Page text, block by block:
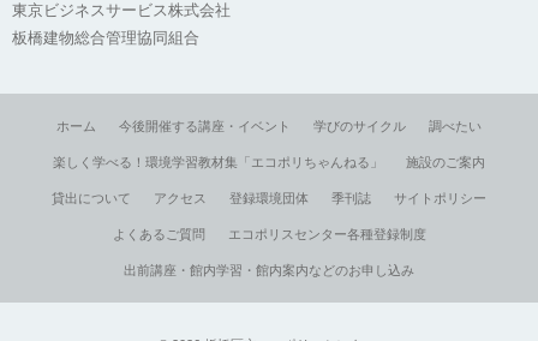
東京ビジネスサービス株式会社
板橋建物総合管理協同組合
ホーム 今後開催する講座・イベント 学びのサイクル 調べたい
楽しく学べる！環境学習教材集「エコポリちゃんねる」 施設のご案内
貸出について アクセス 登録環境団体 季刊誌 サイトポリシー
よくあるご質問 エコポリスセンター各種登録制度
出前講座・館内学習・館内案内などのお申し込み